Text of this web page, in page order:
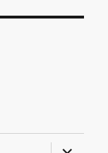
almenü